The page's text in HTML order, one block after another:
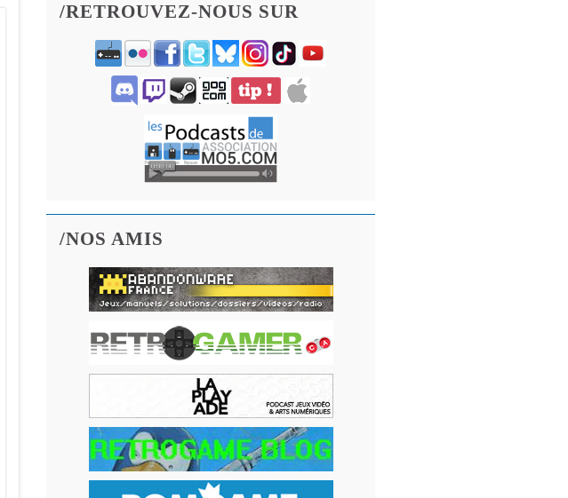
/RETROUVEZ-NOUS SUR
/NOS AMIS